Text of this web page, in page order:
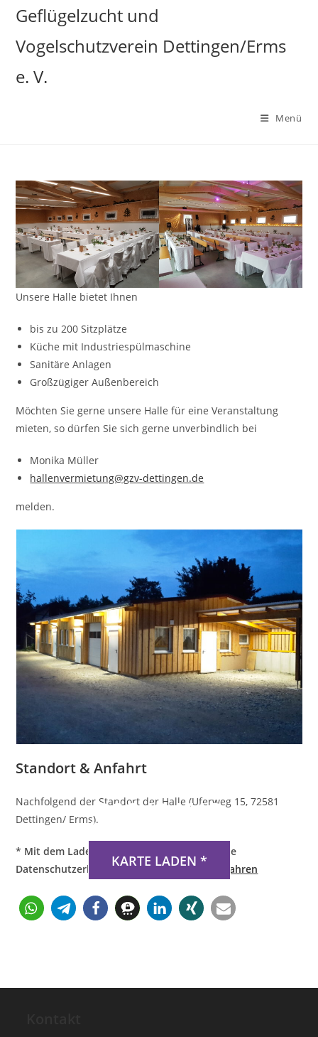
Zum
Inhalt
springen
Geflügelzucht und
Vogelschutzverein Dettingen/Erms
e. V.
Menü
Unsere Halle bietet Ihnen
bis zu 200 Sitzplätze
Küche mit Industriespülmaschine
Sanitäre Anlagen
Großzügiger Außenbereich
Möchten Sie gerne unsere Halle für eine Veranstaltung
mieten, so dürfen Sie sich gerne unverbindlich bei
Monika Müller
hallenvermietung@gzv-dettingen.de
melden.
Standort & Anfahrt
Nachfolgend der Standort der Halle (Uferweg 15, 72581
Dettingen/ Erms).DSGVO MAP
KARTE LADEN *
Präsentiert von
* Mit dem Laden der Karte akzeptierst du die
Datenschutzerklärung von Google.Mehr erfahren